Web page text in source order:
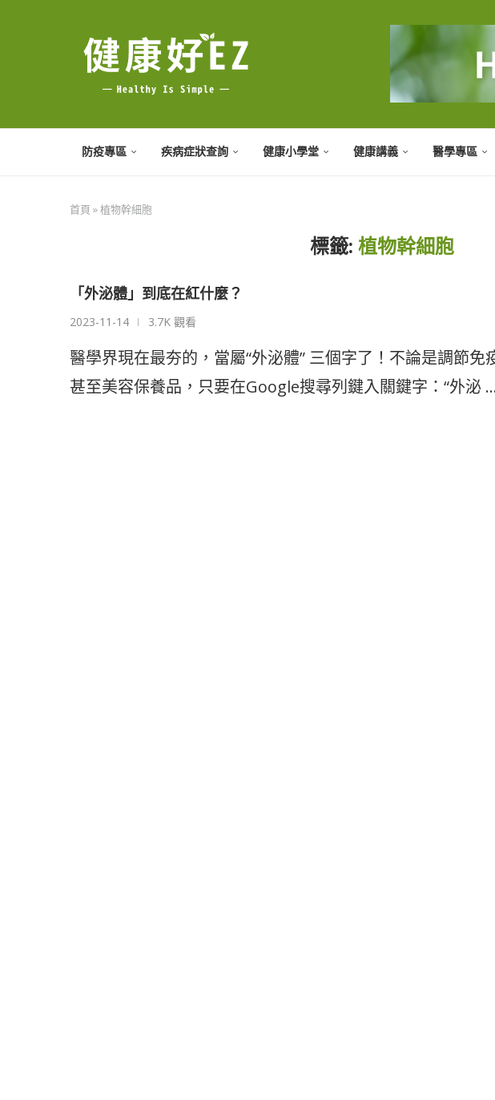
防疫專區 疾病症狀查詢 健康小學堂 健康講義 醫學專區
首頁 »植物幹細胞
標籤: 植物幹細胞
「外泌體」到底在紅什麼？
2023-11-14 3.7K 觀看
醫學界現在最夯的，當屬“外泌體” 三個字了！不論是調節免
甚至美容保養品，只要在Google搜尋列鍵入關鍵字：“外泌